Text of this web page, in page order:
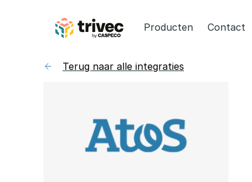
Producten Contact
Terug naar alle integraties